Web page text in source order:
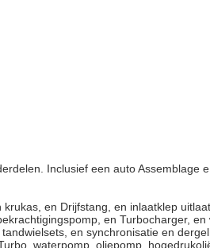
Inclusief een auto Assemblage
en Drijfstang, en inlaatklep
en Turbocharger,
en synchronisatie en
waterpomp, oliepomp,